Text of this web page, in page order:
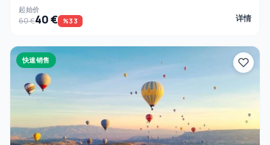
起始价
60 €40 € %33 详情
快速销售